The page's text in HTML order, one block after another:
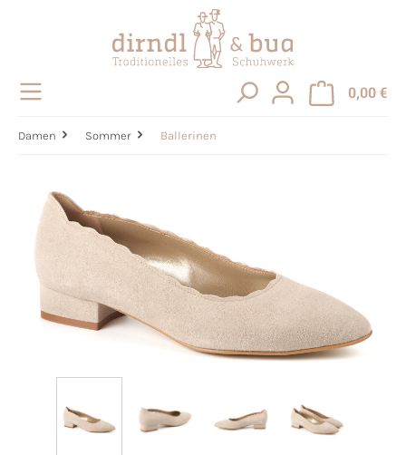
0,00 €
Damen Sommer Ballerinen